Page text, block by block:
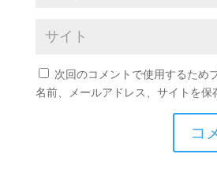
次回のコメントで使用するため
名前、メールアドレス、サイトを保